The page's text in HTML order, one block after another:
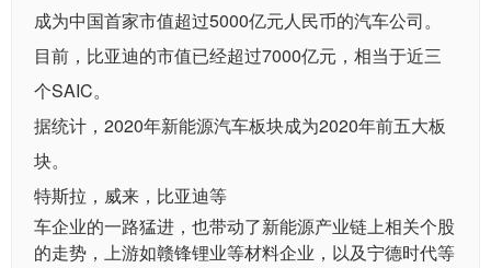
成为中国首家市值超过5000亿元人民币的汽车公司。
目前，比亚迪的市值已经超过7000亿元，相当于近三
个SAIC。
据统计，2020年新能源汽车板块成为2020年前五大板
块。
特斯拉，威来，比亚迪等
车企业的一路猛进，也带动了新能源产业链上相关个股
的走势，上游如赣锋锂业等材料企业，以及宁德时代等